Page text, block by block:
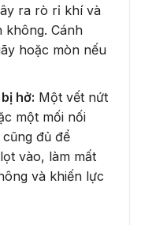
ra rò rỉ khí và
không. Cánh
hoặc mòn nếu
hở: Một vết nứt
một mối nối
đủ để
vào, làm mất
và khiến lực